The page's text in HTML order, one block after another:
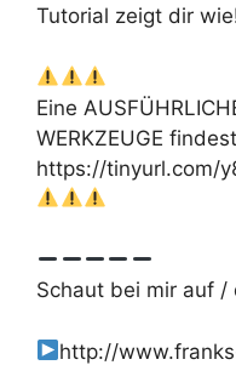
Tutorial zeigt dir
Eine
WERKZEUGE
https://tinyurl.com/
Schaut bei mir auf /
http://